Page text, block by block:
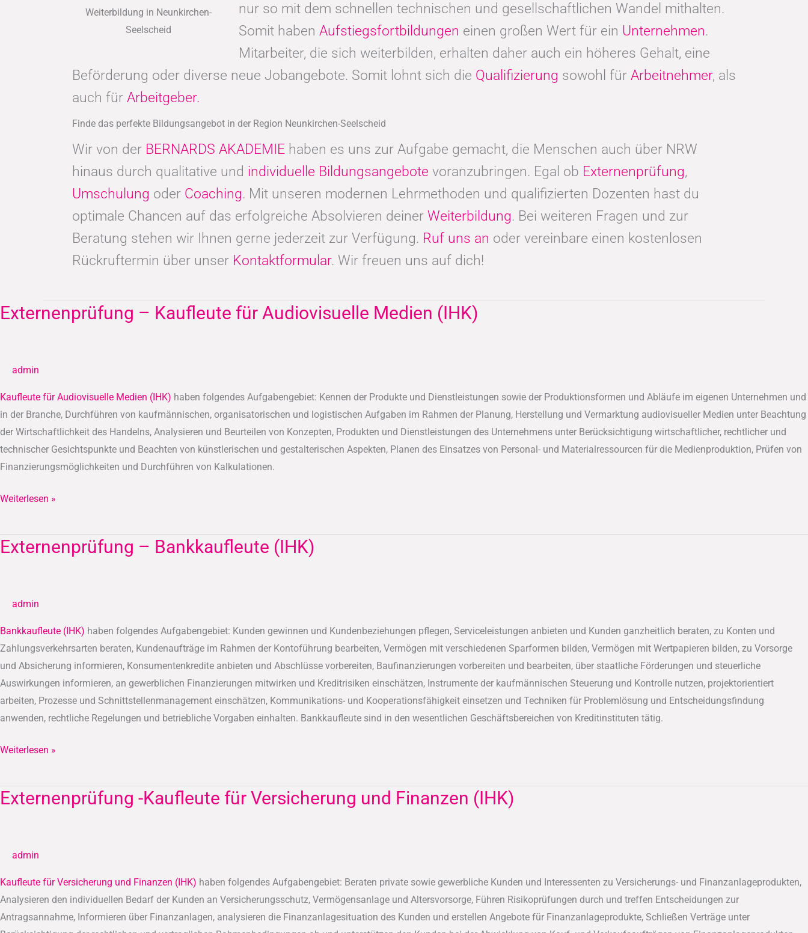
Weiterbildung in Neunkirchen-
Seelscheid
nur so mit dem schnellen technischen und gesellschaftlichen Wandel mithalten.
Somit haben Aufstiegsfortbildungen einen großen Wert für ein Unternehmen.
Mitarbeiter, die sich weiterbilden, erhalten daher auch ein höheres Gehalt, eine
Beförderung oder diverse neue Jobangebote. Somit lohnt sich die Qualifizierung sowohl für Arbeitnehmer, als
auch für Arbeitgeber.
Finde das perfekte Bildungsangebot in der Region Neunkirchen-Seelscheid
Wir von der BERNARDS AKADEMIE haben es uns zur Aufgabe gemacht, die Menschen auch über NRW
hinaus durch qualitative und individuelle Bildungsangebote voranzubringen. Egal ob Externenprüfung,
Umschulung oder Coaching. Mit unseren modernen Lehrmethoden und qualifizierten Dozenten hast du
optimale Chancen auf das erfolgreiche Absolvieren deiner Weiterbildung. Bei weiteren Fragen und zur
Beratung stehen wir Ihnen gerne jederzeit zur Verfügung. Ruf uns an oder vereinbare einen kostenlosen
Rückruftermin über unser Kontaktformular. Wir freuen uns auf dich!
Externenprüfung – Kaufleute für Audiovisuelle Medien (IHK)
admin
Kaufleute für Audiovisuelle Medien (IHK) haben folgendes Aufgabengebiet: Kennen der Produkte und Dienstleistungen sowie der Produktionsformen und Abläufe im eigenen Unternehmen und
in der Branche, Durchführen von kaufmännischen, organisatorischen und logistischen Aufgaben im Rahmen der Planung, Herstellung und Vermarktung audiovisueller Medien unter Beachtung
der Wirtschaftlichkeit des Handelns, Analysieren und Beurteilen von Konzepten, Produkten und Dienstleistungen des Unternehmens unter Berücksichtigung wirtschaftlicher, rechtlicher und
technischer Gesichtspunkte und Beachten von künstlerischen und gestalterischen Aspekten, Planen des Einsatzes von Personal- und Materialressourcen für die Medienproduktion, Prüfen von
Finanzierungsmöglichkeiten und Durchführen von Kalkulationen.
Externenprüfung
Medien
(IHK)
Weiterlesen »
Externenprüfung – Bankkaufleute (IHK)
admin
Bankkaufleute (IHK) haben folgendes Aufgabengebiet: Kunden gewinnen und Kundenbeziehungen pflegen, Serviceleistungen anbieten und Kunden ganzheitlich beraten, zu Konten und
Zahlungsverkehrsarten beraten, Kundenaufträge im Rahmen der Kontoführung bearbeiten, Vermögen mit verschiedenen Sparformen bilden, Vermögen mit Wertpapieren bilden, zu Vorsorge
und Absicherung informieren, Konsumentenkredite anbieten und Abschlüsse vorbereiten, Baufinanzierungen vorbereiten und bearbeiten, über staatliche Förderungen und steuerliche
Auswirkungen informieren, an gewerblichen Finanzierungen mitwirken und Kreditrisiken einschätzen, Instrumente der kaufmännischen Steuerung und Kontrolle nutzen, projektorientiert
arbeiten, Prozesse und Schnittstellenmanagement einschätzen, Kommunikations- und Kooperationsfähigkeit einsetzen und Techniken für Problemlösung und Entscheidungsfindung
anwenden, rechtliche Regelungen und betriebliche Vorgaben einhalten. Bankkaufleute sind in den wesentlichen Geschäftsbereichen von Kreditinstituten tätig.
Externenprüfung
Weiterlesen »
Externenprüfung -Kaufleute für Versicherung und Finanzen (IHK)
admin
Kaufleute für Versicherung und Finanzen (IHK) haben folgendes Aufgabengebiet: Beraten private sowie gewerbliche Kunden und Interessenten zu Versicherungs- und Finanzanlageprodukten,
Analysieren den individuellen Bedarf der Kunden an Versicherungsschutz, Vermögensanlage und Altersvorsorge, Führen Risikoprüfungen durch und treffen Entscheidungen zur
Antragsannahme, Informieren über Finanzanlagen, analysieren die Finanzanlagesituation des Kunden und erstellen Angebote für Finanzanlageprodukte, Schließen Verträge unter
Externenprüfung
und
Finanzen
(IHK)